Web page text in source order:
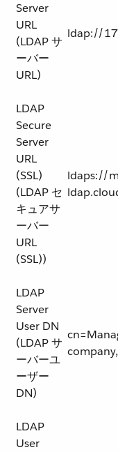
Server
URL
(LDAP サ
ーバー
URL)
ldap://
LDAP
Secure
Server
URL
(SSL)
(LDAP セ
キュアサ
ーバー
URL
(SSL))
ldaps://
LDAP
Server
User DN
(LDAP サ
ーバーユ
ーザー
DN)
LDAP
User